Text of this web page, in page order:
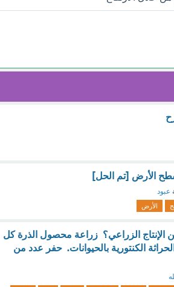
الأرض [تم الحل]
عبود
الأرض
الإنتاج الزراعي؟ زراعة محصول الذرة كل
الكنتورية بالحيوانات. حفر عدد من